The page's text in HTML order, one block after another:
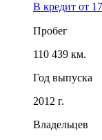
В кредит от
Пробег
110 439 км.
Год выпуска
2012 г.
Владельцев